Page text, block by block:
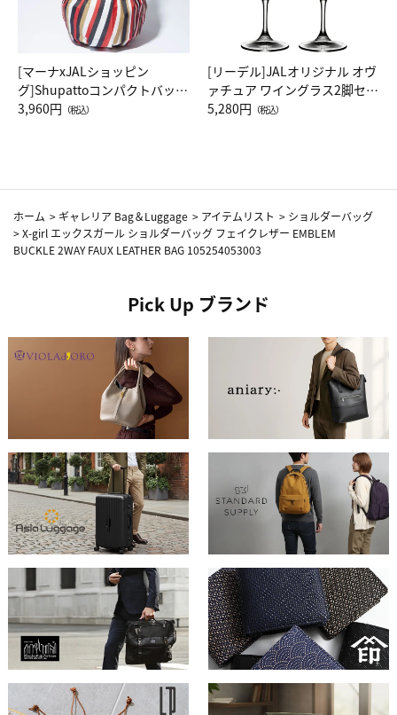
[マーナxJALショッピン
グ]Shupattoコンパクトバッグ
Drop JAL客室乗務員（LC）ス
3,960円 （税込）
[リーデル]JALオリジナル オヴ
ァチュア ワイングラス2脚セッ
ト（レッドワイン）
5,280円 （税込）
ホーム > ギャレリア Bag＆Luggage > アイテムリスト > ショルダーバッグ
>X-girl エックスガール ショルダーバッグ フェイクレザー EMBLEM
BUCKLE 2WAY FAUX LEATHER BAG 105254053003
Pick Up ブランド